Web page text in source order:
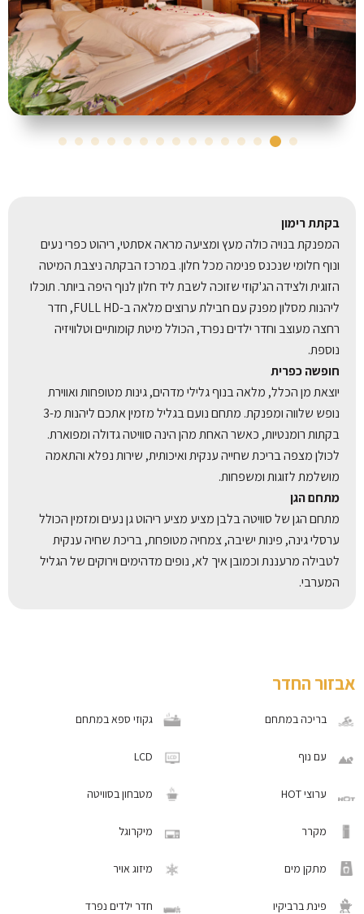
בקתת רימון
המפנקת בנויה כולה מעץ ומציעה מראה אסתטי, ריהוט כפרי נעים
ונוף חלומי שנכנס פנימה מכל חלון. במרכז הבקתה ניצבת המיטה
הזוגית ולצידה הג'קוזי שזוכה לשבת ליד חלון לנוף היפה ביותר. תוכלו
ליהנות מסלון מפנק עם חבילת ערוצים מלאה ב-FULL HD, חדר
רחצה מעוצב וחדר ילדים נפרד, הכולל מיטת קומותיים וטלוויזיה
נוספת.
חופשה כפרית
יוצאת מן הכלל, מלאה בנוף גלילי מדהים, גינות מטופחות ואווירת
נופש שלווה ומפנקת. מתחם נועם בגליל מזמין אתכם ליהנות מ-3
בקתות רומנטיות, כאשר האחת מהן הינה סוויטה גדולה ומפוארת.
לכולן מצפה בריכת שחייה ענקית ואיכותית, שירות נפלא והתאמה
מושלמת לזוגות ומשפחות.
מתחם הגן
מתחם הגן של סוויטה בלבן מציע מציע ריהוט גן נעים ומזמין הכולל
ערסלי גינה, פינות ישיבה, צמחיה מטופחת, בריכת שחיה ענקית
לטבילה מרעננת וכמובן איך לא, נופים מדהימים וירוקים של הגליל
המערבי.
אבזור החדר
בריכה במתחם גקוזי ספא במתחם
עם נוף LCD
ערוצי HOT מטבחון בסוויטה
מקרר מיקרוגל
מתקן מים מיזוג אויר
פינת ברביקיו חדר ילדים נפרד